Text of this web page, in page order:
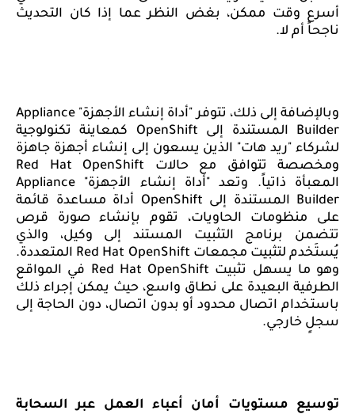
أسرع وقت ممكن، بغض النظر عما إذا كان التحديث
ناجحاً أم لا.
وبالإضافة إلى ذلك، تتوفر "أداة إنشاء الأجهزة" Appliance
Builder المستندة إلى OpenShift كمعاينة تكنولوجية
لشركاء "ريد هات" الذين يسعون إلى إنشاء أجهزة جاهزة
ومخصصة تتوافق مع حالات Red Hat OpenShift
المعبأة ذاتياً. وتعد "أداة إنشاء الأجهزة" Appliance
Builder المستندة إلى OpenShift أداة مساعدة قائمة
على منظومات الحاويات، تقوم بإنشاء صورة قرص
تتضمن برنامج التثبيت المستند إلى وكيل، والذي
يُستَخدم لتثبيت مجمعات Red Hat OpenShift المتعددة.
وهو ما يسهل تثبيت Red Hat OpenShift في المواقع
الطرفية البعيدة على نطاق واسع، حيث يمكن إجراء ذلك
باستخدام اتصال محدود أو بدون اتصال، دون الحاجة إلى
سجلٍ خارجي.
توسيع مستويات أمان أعباء العمل عبر السحابة